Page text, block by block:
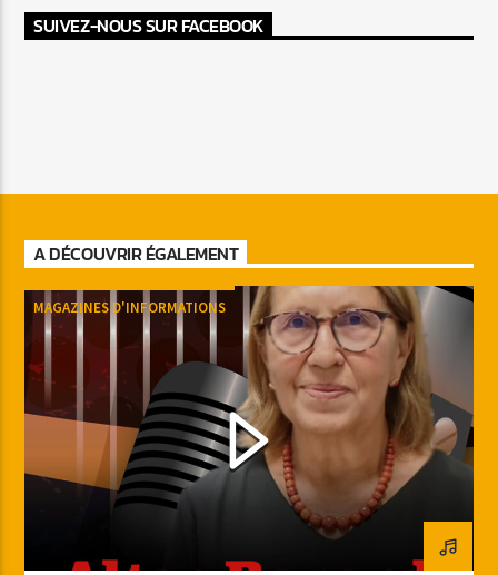
SUIVEZ-NOUS SUR FACEBOOK
A DÉCOUVRIR ÉGALEMENT
MAGAZINES D'INFORMATIONS